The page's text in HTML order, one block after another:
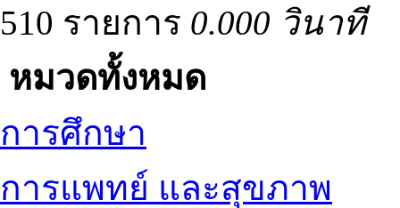
510 รายการ 0.000 วินาที
หมวดทั้งหมด
การศึกษา
การแพทย์ และสุขภาพ